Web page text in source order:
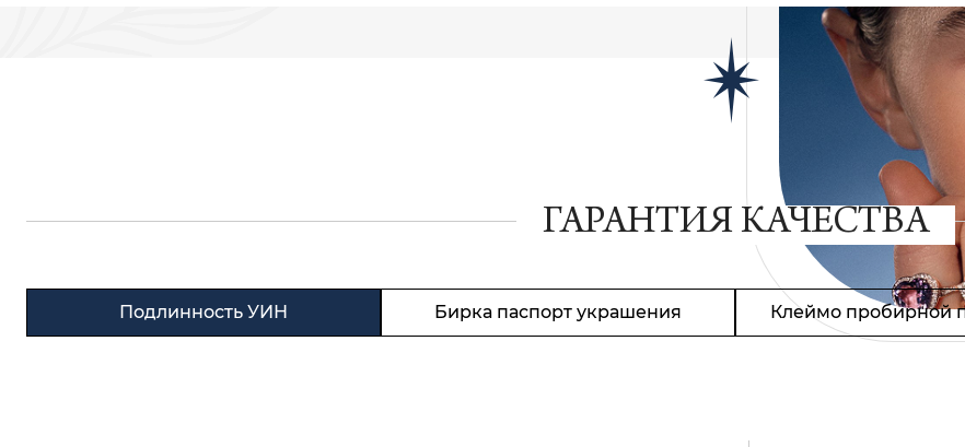
ГАРАНТИЯ КАЧЕСТВА
Подлинность УИН Бирка паспорт украшения Клеймо пробирной